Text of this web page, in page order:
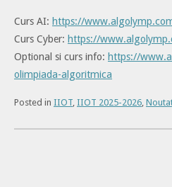
Curs AI: https://
Curs Cyber: https://
Optional si curs info: https://
olimpiada-algoritmica
Posted in IIOT, IIOT 2025-2026,